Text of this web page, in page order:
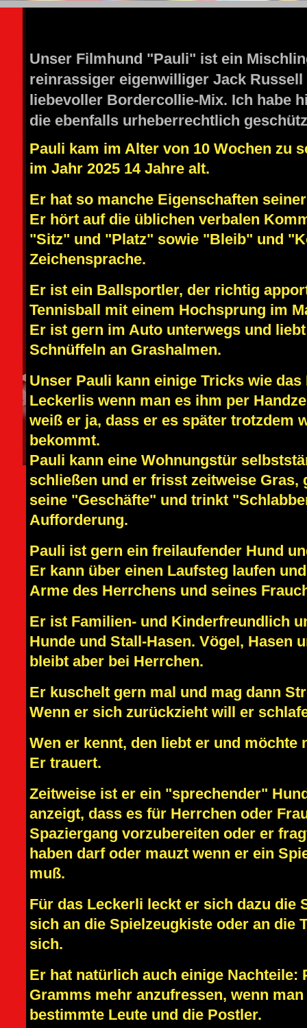
Unser Filmhund "Pauli" ist ein
reinrassiger eigenwilliger Jack Russell
liebevoller Bordercollie-Mix. Ich habe
die ebenfalls urheberrechtlich
Pauli kam im Alter von 10 Wochen zu
im Jahr 2025 14 Jahre alt.
Er hat so manche Eigenschaften
Er hört auf die üblichen verbalen
"Sitz" und "Platz" sowie "Bleib" und
Zeichensprache.
Er ist ein Ballsportler, der richtig
Tennisball mit einem Hochsprung im
Er ist gern im Auto unterwegs und
Schnüffeln an Grashalmen.
Unser Pauli kann einige Tricks wie
Leckerlis wenn man es ihm per
weiß er ja, dass er es später trotzdem
bekommt.
Pauli kann eine Wohnungstür
schließen und er frisst zeitweise Gras,
seine "Geschäfte" und trinkt
Aufforderung.
Pauli ist gern ein freilaufender Hund
Er kann über einen Laufsteg laufen
Arme des Herrchens und seines
Er ist Familien- und Kinderfreundlich
Hunde und Stall-Hasen. Vögel, Hasen
bleibt aber bei Herrchen.
Er kuschelt gern mal und mag dann
Wenn er sich zurückzieht will er
Wen er kennt, den liebt er und möchte
Er trauert.
Zeitweise ist er ein "sprechender"
anzeigt, dass es für Herrchen oder
Spaziergang vorzubereiten oder er
haben darf oder mauzt wenn er ein
muß.
Für das Leckerli leckt er sich dazu die
sich an die Spielzeugkiste oder an die
sich.
Er hat natürlich auch einige Nachteile:
Gramms mehr anzufressen, wenn
bestimmte Leute und die Postler.